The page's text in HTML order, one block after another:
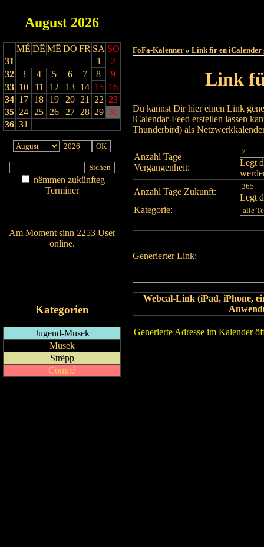
August 2026
MÉ DË MË DO FR SA SO
31
1
2
32
3 4 5 6 7 8
9
33 10 11 12 13 14 15 16
34 17 18 19 20 21 22 23
35 24 25 26 27 28 29 30
36 31
nëmmen zukünfteg
Terminer
Am Moment sinn 2253 User
online.
Kategorien
Jugend-Musek
Musek
Strëpp
Comité
FoFa-Kalenner » Link fir en iCalender
Link
Du kannst Dir hier einen Link
iCalendar-Feed erstellen lassen
Thunderbird) als
Anzahl Tage
Vergangenheit:
Legt
Anzahl Tage Zukunft:
Legt
Kategorie:
Generierter Link:
Webcal-Link (iPad, iPhone,
Generierte Adresse im Kalender